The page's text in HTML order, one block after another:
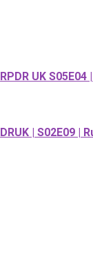
RPDR UK
DRUK | S02E09 |